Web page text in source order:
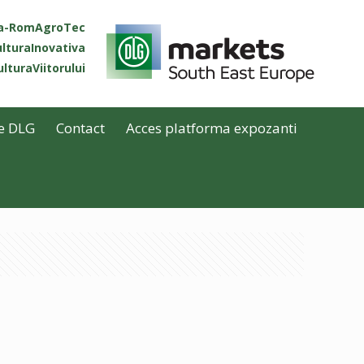
RomAgroTec
DLG Contact Acces platforma expozanti